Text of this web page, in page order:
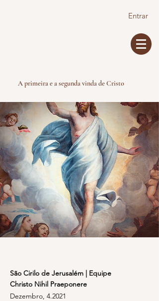
Entrar
A primeira e a segunda vinda de Cristo
São Cirilo de Jerusalém | Equipe
Christo Nihil Praeponere
Dezembro, 4.2021